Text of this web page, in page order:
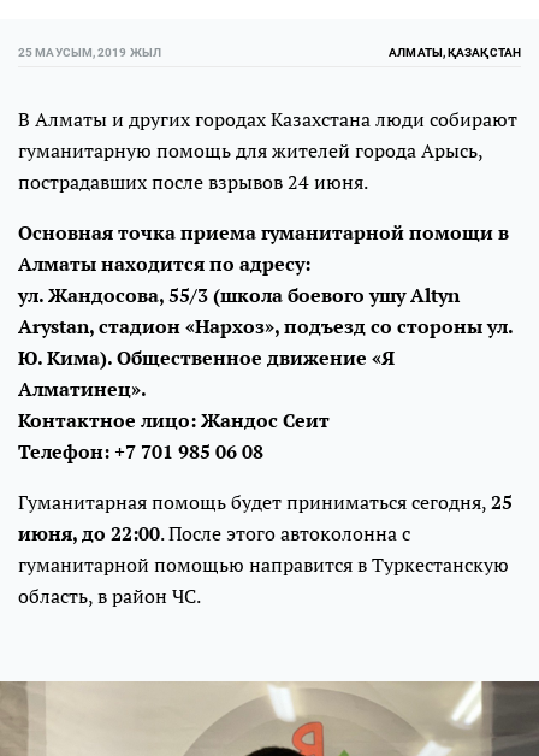
25 МАУСЫМ, 2019 ЖЫЛ АЛМАТЫ, ҚАЗАҚСТАН
В Алматы и других городах Казахстана люди собирают
гуманитарную помощь для жителей города Арысь,
пострадавших после взрывов 24 июня.
Основная точка приема гуманитарной помощи в
Алматы находится по адресу:
ул. Жандосова, 55/3 (школа боевого ушу Altyn
Arystan, стадион «Нархоз», подъезд со стороны ул.
Ю. Кима). Общественное движение «Я
Алматинец».
Контактное лицо: Жандос Сеит
Телефон: +7 701 985 06 08
Гуманитарная помощь будет приниматься сегодня,25
июня, до 22:00. После этого автоколонна с
гуманитарной помощью направится в Туркестанскую
область, в район ЧС.